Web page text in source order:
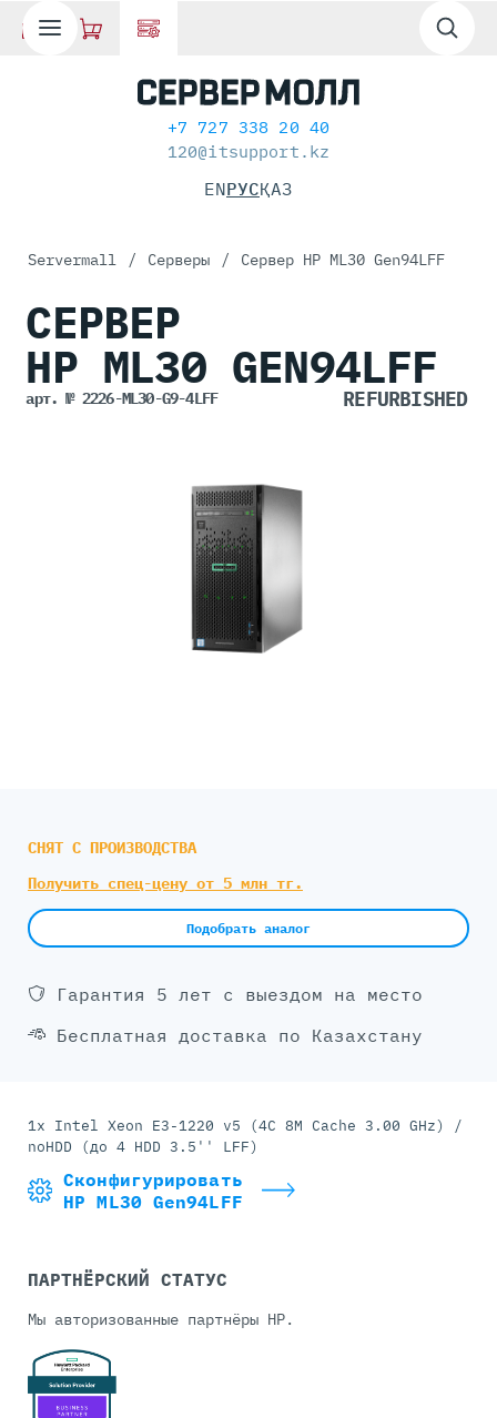
+7 727 338 20 40
120@itsupport.kz
ENРУСҚАЗ
Servermall / Серверы / Сервер HP ML30 Gen94LFF
СЕРВЕР
HP ML30 GEN94LFF
арт. № 2226-ML30-G9-4LFF
СНЯТ С ПРОИЗВОДСТВА
Получить спец-цену от 5 млн тг.
Подобрать аналог
Гарантия 5 лет с выездом на место
Бесплатная доставка по Казахстану
1x Intel Xeon E3-1220 v5 (4C 8M Cache 3.00 GHz) /
noHDD (до 4 HDD 3.5'' LFF)
Сконфигурировать
HP ML30 Gen94LFF
ПАРТНЁРСКИЙ СТАТУС
Мы авторизованные партнёры HP.